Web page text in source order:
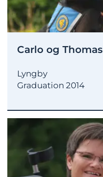
Carlo og Thomas
Lyngby
Graduation 2014